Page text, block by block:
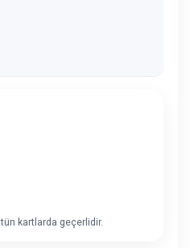
kartlarda geçerlidir.